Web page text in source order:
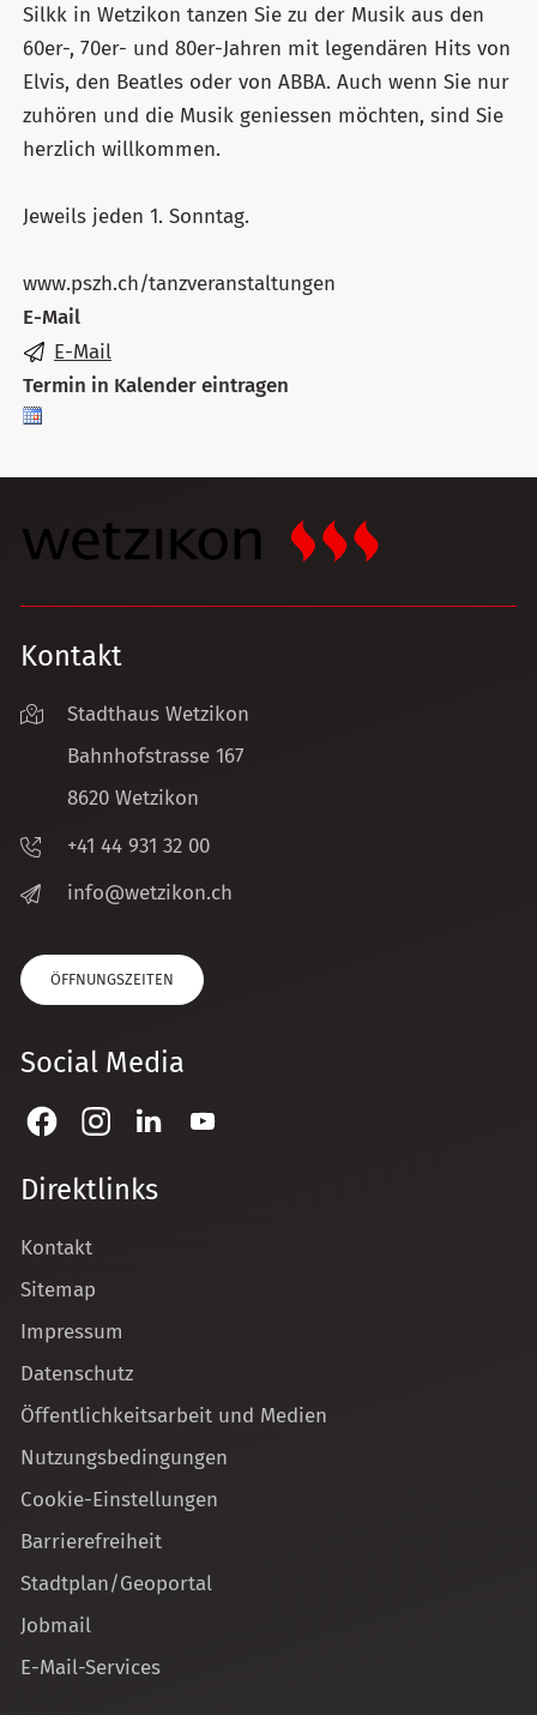
Silkk in Wetzikon tanzen Sie zu der Musik aus den
60er-, 70er- und 80er-Jahren mit legendären Hits von
Elvis, den Beatles oder von ABBA. Auch wenn Sie nur
zuhören und die Musik geniessen möchten, sind Sie
herzlich willkommen.
Jeweils jeden 1. Sonntag.
www.pszh.ch/tanzveranstaltungen
E-Mail
E-Mail
Termin in Kalender eintragen
Kontakt
Stadthaus Wetzikon
Bahnhofstrasse 167
8620 Wetzikon
+41 44 931 32 00
nf
w tz k n ch
ÖFFNUNGSZEITEN
Social Media
Direktlinks
Kontakt
Sitemap
Impressum
Datenschutz
Öffentlichkeitsarbeit und Medien
Nutzungsbedingungen
Cookie-Einstellungen
Barrierefreiheit
Stadtplan/Geoportal
Jobmail
E-Mail-Services